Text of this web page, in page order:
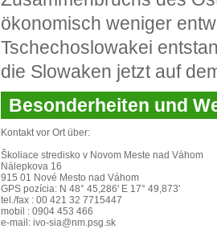
ökonomisch weniger
Tschechoslowakei
die Slowaken jetzt auf
Besonderheiten und
Kontakt vor Ort über:
Školiace stredisko v Novom Meste nad Váhom
Nálepkova 16
915 01 Nové Mesto nad Váhom
GPS pozícia: N 48° 45,286' E 17° 49,873'
tel./fax : 00 421 32 7715447
mobil : 0904 453 466
e-mail: ivo-sia@nm.psg.sk